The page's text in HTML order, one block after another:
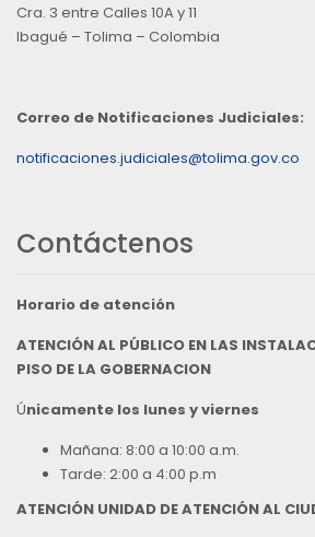
Cra. 3 entre Calles 10A y 11
Ibagué – Tolima – Colombia
Correo de Notificaciones Judiciales:
notificaciones.judiciales@tolima.gov.co
Contáctenos
Horario de atención
ATENCIÓN AL PÚBLICO EN LAS
PISO DE LA GOBERNACION
Únicamente los lunes y viernes
Mañana: 8:00 a 10:00 a.m.
Tarde: 2:00 a 4:00 p.m
ATENCIÓN UNIDAD DE ATENCIÓN AL